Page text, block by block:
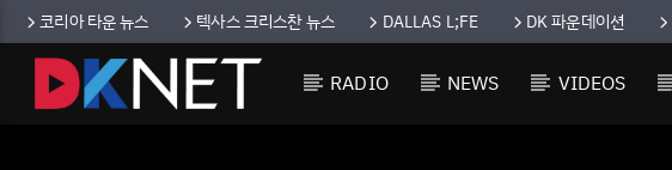
코리아 타운 뉴스 텍사스 크리스찬 뉴스 DALLAS L;FE DK 파운데이션
RADIO NEWS VIDEOS